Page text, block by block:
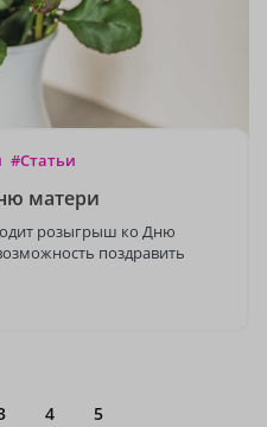
#Статьи
матери
розыгрыш ко Дню
поздравить
4 5